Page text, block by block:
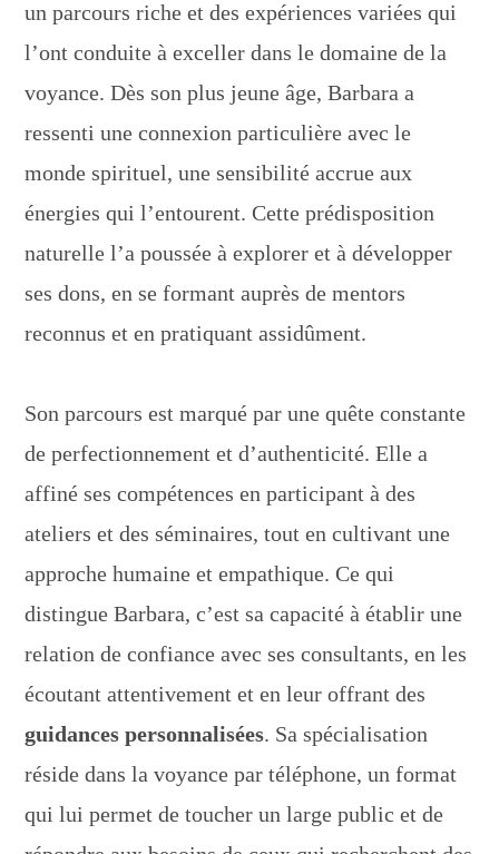
un parcours riche et des expériences variées qui
l’ont conduite à exceller dans le domaine de la
voyance. Dès son plus jeune âge, Barbara a
ressenti une connexion particulière avec le
monde spirituel, une sensibilité accrue aux
énergies qui l’entourent. Cette prédisposition
naturelle l’a poussée à explorer et à développer
ses dons, en se formant auprès de mentors
reconnus et en pratiquant assidûment.
Son parcours est marqué par une quête constante
de perfectionnement et d’authenticité. Elle a
affiné ses compétences en participant à des
ateliers et des séminaires, tout en cultivant une
approche humaine et empathique. Ce qui
distingue Barbara, c’est sa capacité à établir une
relation de confiance avec ses consultants, en les
écoutant attentivement et en leur offrant des
guidances personnalisées. Sa spécialisation
réside dans la voyance par téléphone, un format
qui lui permet de toucher un large public et de